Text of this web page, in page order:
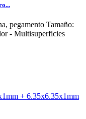
pegamento Tamaño:
- Multisuperficies